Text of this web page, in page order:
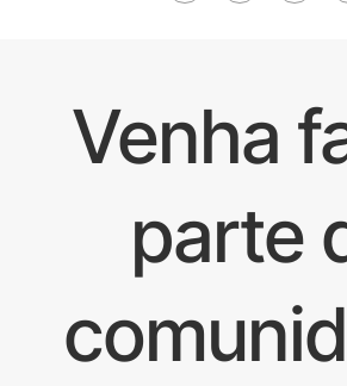
Venha
parte